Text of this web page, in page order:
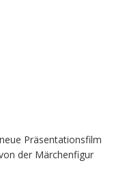
Präsentationsfilm
der Märchenfigur